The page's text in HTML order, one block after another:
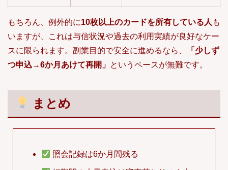
もちろん、例外的に10枚以上のカードを所有している人 も
いますが、これは与信状況や過去の利用実績が良好なケー
スに限られます。副業目的で安全に進めるなら、
「少しず
つ申込→6か月あけて再開」 というペースが無難です。
まとめ
照会記録は6か月間残る